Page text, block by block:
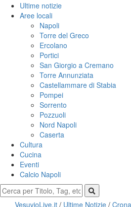
Ultime notizie
Aree locali
Napoli
Torre del Greco
Ercolano
Portici
San Giorgio a Cremano
Torre Annunziata
Castellammare di Stabia
Pompei
Sorrento
Pozzuoli
Nord Napoli
Caserta
Cultura
Cucina
Eventi
Calcio Napoli
VesuvioLive.it / Ultime Notizie /